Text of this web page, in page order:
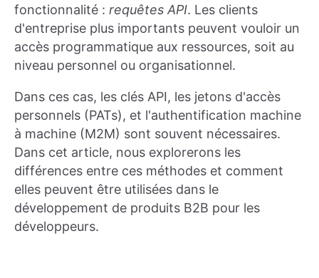
fonctionnalité : requêtes API. Les clients
d'entreprise plus importants peuvent vouloir un
accès programmatique aux ressources, soit au
niveau personnel ou organisationnel.
Dans ces cas, les clés API, les jetons d'accès
personnels (PATs), et l'authentification machine
à machine (M2M) sont souvent nécessaires.
Dans cet article, nous explorerons les
différences entre ces méthodes et comment
elles peuvent être utilisées dans le
développement de produits B2B pour les
développeurs.